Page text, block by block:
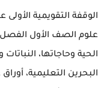
علوم الصف الأول الفصل
الحية وحاجاتها،